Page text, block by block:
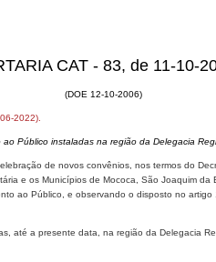
CAT - 83, de 11-10-
(DOE 12-10-2006)
2022).
Público instaladas na região da Delegacia
de novos convênios, nos termos do
e os Municípios de Mococa, São Joaquim
ao Público, e observando o disposto no
até a presente data, na região da Delegacia